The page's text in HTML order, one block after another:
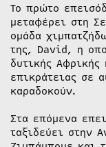
Το πρώτο
μεταφέρει στη
ομάδα
της, David, η
δυτικής
επικράτειας σε
καραδοκούν.
Στα επόμενα
ταξιδεύει στην